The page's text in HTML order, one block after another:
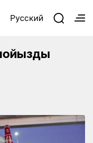
Русский